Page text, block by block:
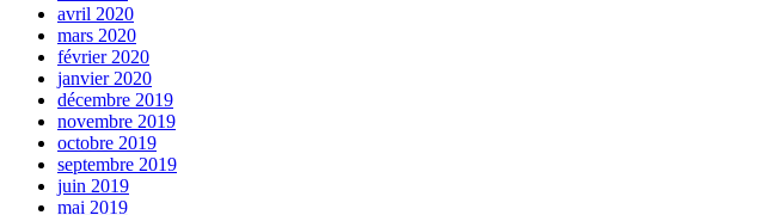
avril 2020
mars 2020
février 2020
janvier 2020
décembre 2019
novembre 2019
octobre 2019
septembre 2019
juin 2019
mai 2019